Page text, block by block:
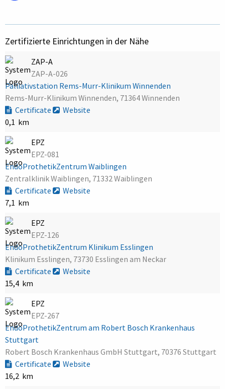
Zertifizierte Einrichtungen in der Nähe
ZAP-A
ZAP-A-026
Palliativstation Rems-Murr-Klinikum Winnenden
Rems-Murr-Klinikum Winnenden, 71364 Winnenden
Certificate
Website
0,1 km
EPZ
EPZ-081
EndoProthetikZentrum Waiblingen
Zentralklinik Waiblingen, 71332 Waiblingen
Certificate
Website
7,1 km
EPZ
EPZ-126
EndoProthetikZentrum Klinikum Esslingen
Klinikum Esslingen, 73730 Esslingen am Neckar
Certificate
Website
15,4 km
EPZ
EPZ-267
EndoProthetikZentrum am Robert Bosch Krankenhaus
Stuttgart
Robert Bosch Krankenhaus GmbH Stuttgart, 70376 Stuttgart
Certificate
Website
16,2 km